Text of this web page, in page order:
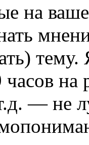
на
часов на
— не